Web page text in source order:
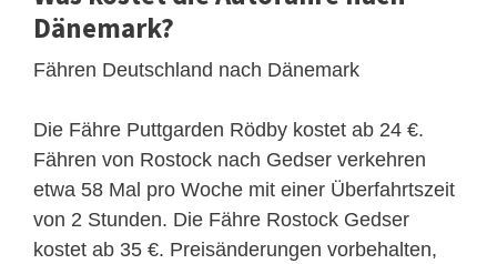
Dänemark?
Fähren Deutschland nach Dänemark
Die Fähre Puttgarden Rödby kostet ab 24 €.
Fähren von Rostock nach Gedser verkehren
etwa 58 Mal pro Woche mit einer Überfahrtszeit
von 2 Stunden. Die Fähre Rostock Gedser
kostet ab 35 €. Preisänderungen vorbehalten,